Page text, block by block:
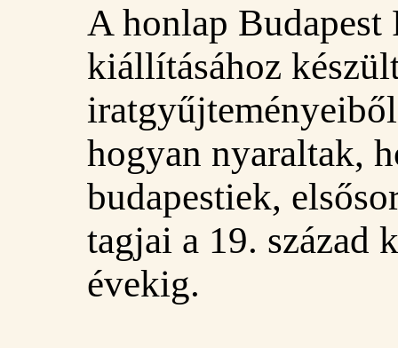
A honlap Budapest
kiállításához
hogyan nyaraltak,
budapestiek,
tagjai a 19. század
évekig.